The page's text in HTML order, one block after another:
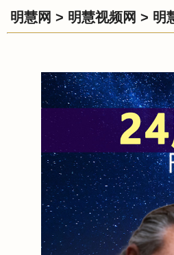
明慧网 > 明慧视频网 > 明